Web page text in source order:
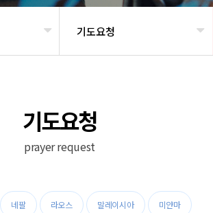
기도요청
기도요청
prayer request
네팔 라오스 말레이시아 미얀마